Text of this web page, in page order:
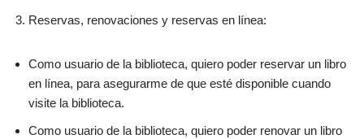
Reservas, renovaciones y reservas en línea:
Como usuario de la biblioteca, quiero poder reservar un libro
en línea, para asegurarme de que esté disponible cuando
visite la biblioteca.
Como usuario de la biblioteca, quiero poder renovar un libro